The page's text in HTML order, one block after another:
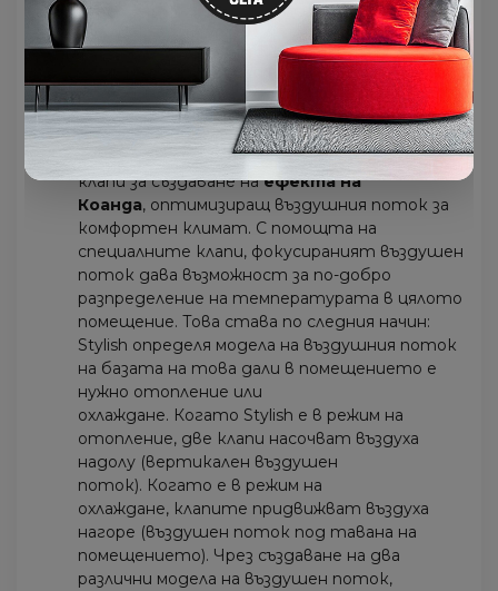
необходим.
Оптимизиран въздушен поток за
перфектен комфорт
Stylish използва специално проектирани
клапи за създаване наефекта на
Коанда, оптимизиращ въздушния поток за
комфортен климат. С помощта на
специалните клапи, фокусираният въздушен
поток дава възможност за по-добро
разпределение на температурата в цялото
помещение. Това става по следния начин:
Stylish определя модела на въздушния поток
на базата на това дали в помещението е
нужно отопление или
охлаждане. Когато Stylish е в режим на
отопление, две клапи насочват въздуха
надолу (вертикален въздушен
поток). Когато е в режим на
охлаждане, клапите придвижват въздуха
нагоре (въздушен поток под тавана на
помещението). Чрез създаване на два
различни модела на въздушен поток,